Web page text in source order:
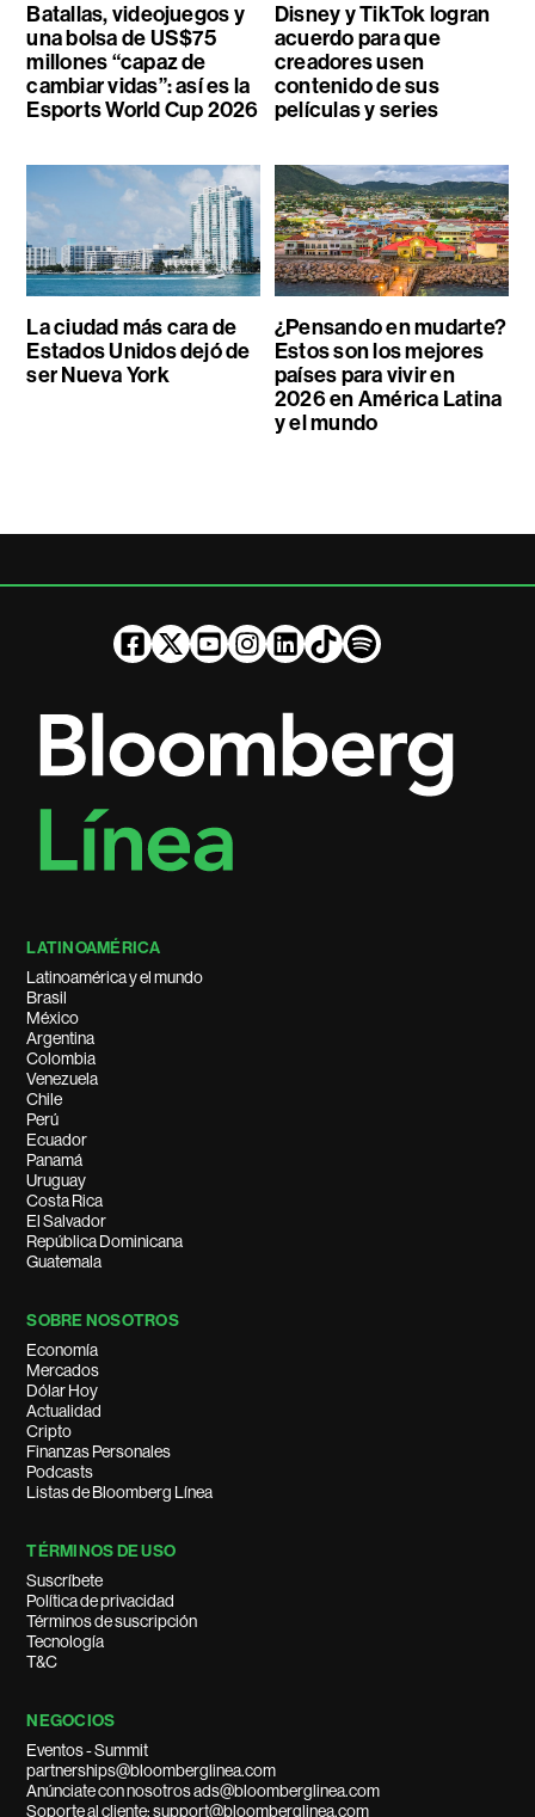
Batallas, videojuegos y
una bolsa de US$75
millones “capaz de
cambiar vidas”: así es la
Esports World Cup 2026
Disney y TikTok logran
acuerdo para que
creadores usen
contenido de sus
películas y series
La ciudad más cara de
Estados Unidos dejó de
ser Nueva York
¿Pensando en mudarte?
Estos son los mejores
países para vivir en
2026 en América Latina
y el mundo
LATINOAMÉRICA
Latinoamérica y el mundo
Brasil
México
Argentina
Colombia
Venezuela
Chile
Perú
Ecuador
Panamá
Uruguay
Costa Rica
El Salvador
República Dominicana
Guatemala
SOBRE NOSOTROS
Economía
Mercados
Dólar Hoy
Actualidad
Cripto
Finanzas Personales
Podcasts
Listas de Bloomberg Línea
TÉRMINOS DE USO
Suscríbete
Política de privacidad
Términos de suscripción
Tecnología
T&C
NEGOCIOS
Eventos - Summit
partnerships@bloomberglinea.com
Anúnciate con nosotros ads@bloomberglinea.com
Soporte al cliente: support@bloomberglinea.com